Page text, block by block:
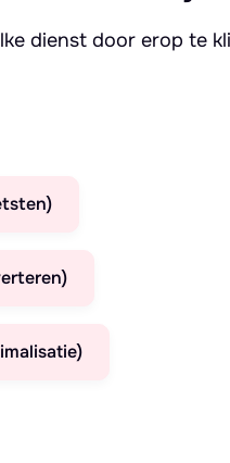
dienst door erop te